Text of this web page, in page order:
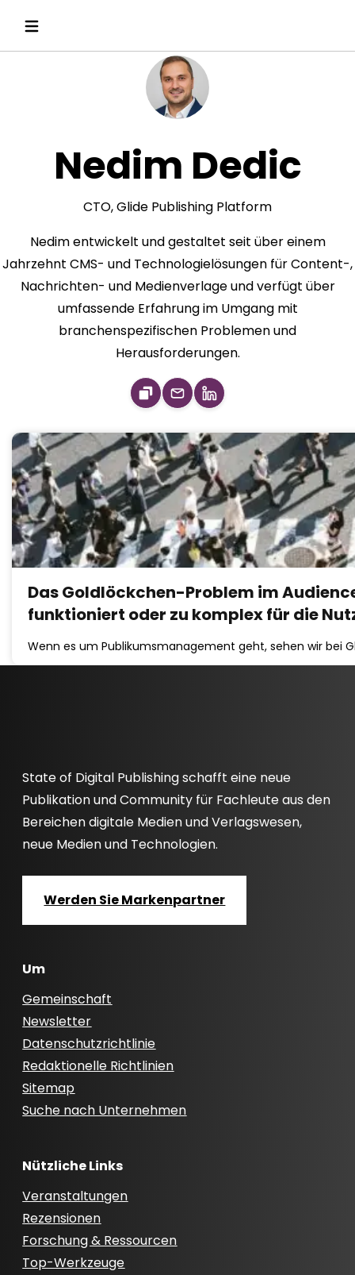
Nedim Dedic
CTO, Glide Publishing Platform
Nedim entwickelt und gestaltet seit über einem
Jahrzehnt CMS- und Technologielösungen für Content-,
Nachrichten- und Medienverlage und verfügt über
umfassende Erfahrung im Umgang mit
branchenspezifischen Problemen und
Herausforderungen.
Das Goldlöckchen-Problem im
funktioniert oder zu komplex für die
Wenn es um Publikumsmanagement geht, sehen wir bei
State of Digital Publishing schafft eine neue
Publikation und Community für Fachleute aus den
Bereichen digitale Medien und Verlagswesen,
neue Medien und Technologien.
Werden Sie Markenpartner
Um
Gemeinschaft
Newsletter
Datenschutzrichtlinie
Redaktionelle Richtlinien
Sitemap
Suche nach Unternehmen
Nützliche Links
Veranstaltungen
Rezensionen
Forschung & Ressourcen
Top-Werkzeuge